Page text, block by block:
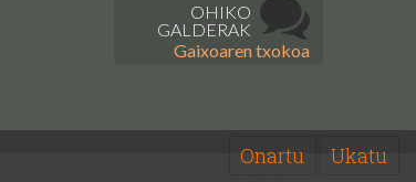
OHIKO
GALDERAK
Gaixoaren txokoa
Ukatu
Onartu